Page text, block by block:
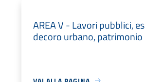
AREA V - Lavori pubblici,
decoro urbano, patrimonio